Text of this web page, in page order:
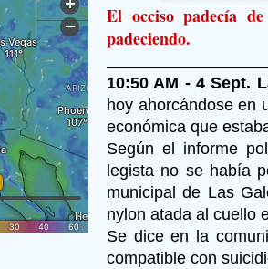
El occiso padecía
padeciendo.
10:50 AM - 4 Sept.
hoy ahorcándose en
económica que
Según el informe
legista no se había
municipal de Las
nylon atada al cuello
Se dice en la
compatible con